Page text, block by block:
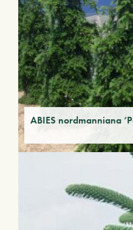
ABIES nordmanniana